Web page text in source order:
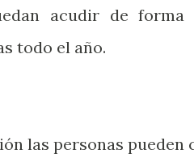
acudir de forma
todo el año.
las personas pueden